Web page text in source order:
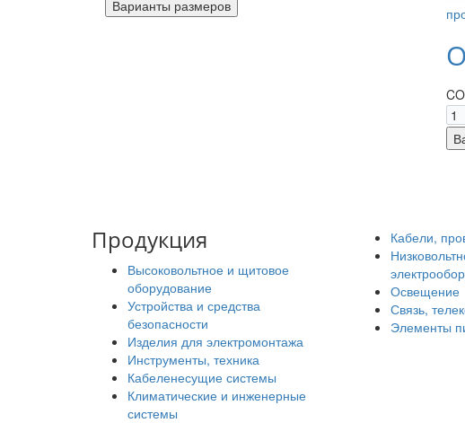
Продукция
Высоковольтное и щитовое
оборудование
Устройства и средства
безопасности
Изделия для электромонтажа
Инструменты, техника
Кабеленесущие системы
Климатические и инженерные
системы
Кабели,
Освещение
Связь,
Элементы